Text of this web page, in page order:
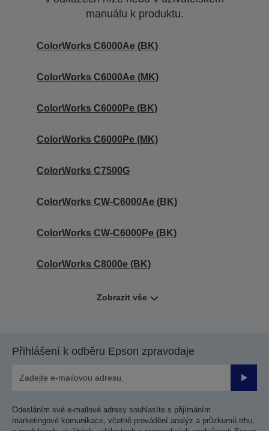
manuálu k produktu.
ColorWorks C6000Ae (BK)
ColorWorks C6000Ae (MK)
ColorWorks C6000Pe (BK)
ColorWorks C6000Pe (MK)
ColorWorks C7500G
ColorWorks CW-C6000Ae (BK)
ColorWorks CW-C6000Pe (BK)
ColorWorks C8000e (BK)
Zobrazit vše
Přihlášení k odběru Epson zpravodaje
Odesláním své e-mailové adresy souhlasíte s přijímáním
marketingové komunikace, včetně provádění analýz a průzkumů trhu,